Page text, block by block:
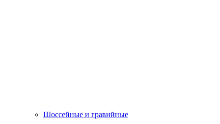
Шоссейные и гравийные